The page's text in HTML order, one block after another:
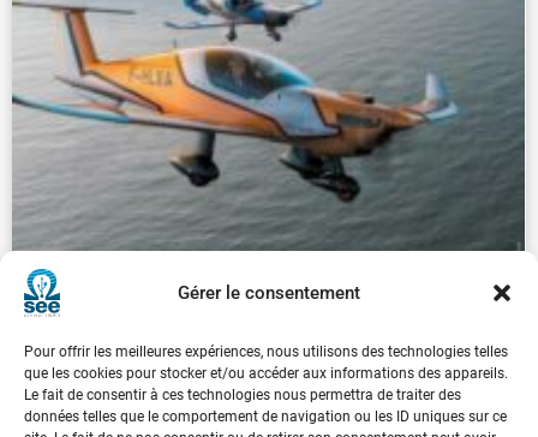
Gérer le consentement
Pour offrir les meilleures expériences, nous utilisons des technologies telles
que les cookies pour stocker et/ou accéder aux informations des appareils.
Le fait de consentir à ces technologies nous permettra de traiter des
données telles que le comportement de navigation ou les ID uniques sur ce
REE 2022-3
€30.00